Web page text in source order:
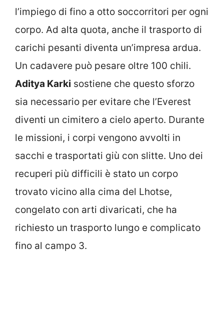
l’impiego di fino a otto soccorritori per ogni
corpo. Ad alta quota, anche il trasporto di
carichi pesanti diventa un’impresa ardua.
Un cadavere può pesare oltre 100 chili.
Aditya Karki sostiene che questo sforzo
sia necessario per evitare che l’Everest
diventi un cimitero a cielo aperto. Durante
le missioni, i corpi vengono avvolti in
sacchi e trasportati giù con slitte. Uno dei
recuperi più difficili è stato un corpo
trovato vicino alla cima del Lhotse,
congelato con arti divaricati, che ha
richiesto un trasporto lungo e complicato
fino al campo 3.